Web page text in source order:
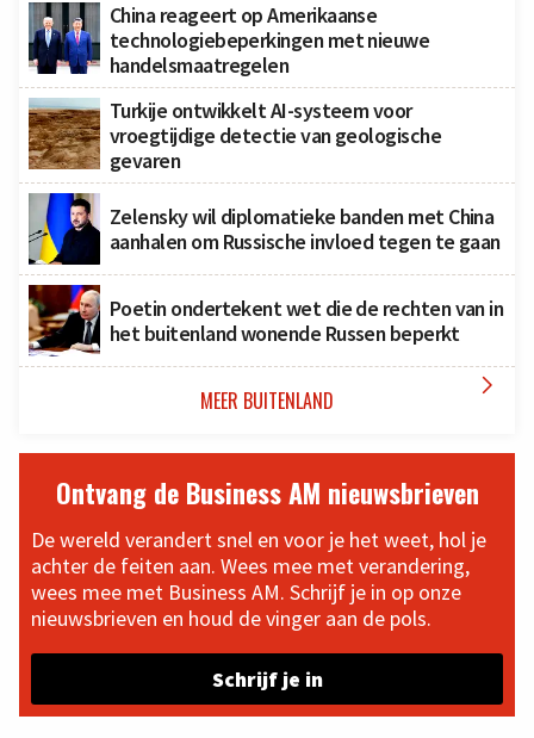
China reageert op Amerikaanse
technologiebeperkingen met nieuwe
handelsmaatregelen
Turkije ontwikkelt AI-systeem voor
vroegtijdige detectie van geologische
gevaren
Zelensky wil diplomatieke banden met China
aanhalen om Russische invloed tegen te gaan
Poetin ondertekent wet die de rechten van in
het buitenland wonende Russen beperkt
MEER BUITENLAND 
Ontvang de Business AM nieuwsbrieven
De wereld verandert snel en voor je het weet, hol je
achter de feiten aan. Wees mee met verandering,
wees mee met Business AM. Schrijf je in op onze
nieuwsbrieven en houd de vinger aan de pols.
Schrijf je in